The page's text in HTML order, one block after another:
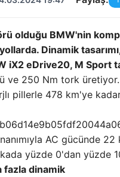
olduğu BMW'nin
Dinamik
iX2 eDrive20, M Sport
ve 250 Nm tork üretiyor.
pillerle 478 km'ye
AC gücünde 22
yüzde 0'dan yüzde
fazla dinamik